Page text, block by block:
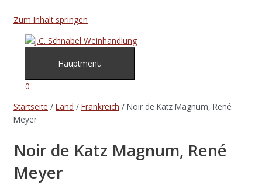
Zum Inhalt springen
Hauptmenü
0
Startseite / Land / Frankreich / Noir de Katz Magnum, René
Meyer
Noir de Katz Magnum, René
Meyer